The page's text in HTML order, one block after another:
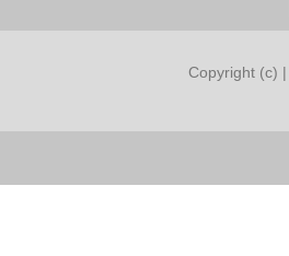
Copyright (c) |